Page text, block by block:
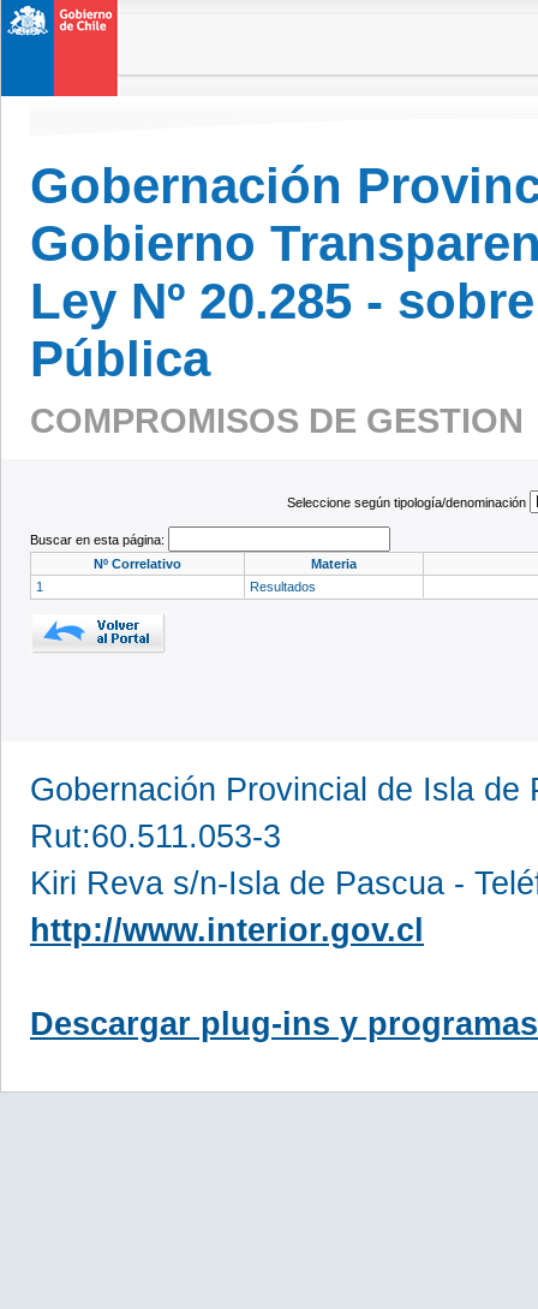
Gobernación
Gobierno
Ley Nº 20.285 -
Pública
COMPROMISOS DE
Seleccione según tipología/denominación
Buscar en esta página:
Nº Correlativo
Materia
1
Resultados
Gobernación Provincial de Isla de
Rut:60.511.053-3
Kiri Reva s/n-Isla de Pascua -
http://www.interior.gov.cl
Descargar plug-ins y